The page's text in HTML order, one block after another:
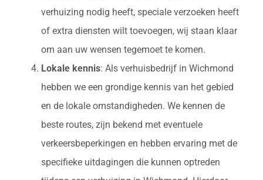
verhuizing nodig heeft, speciale verzoeken heeft
of extra diensten wilt toevoegen, wij staan klaar
om aan uw wensen tegemoet te komen.
Lokale kennis: Als verhuisbedrijf in Wichmond
hebben we een grondige kennis van het gebied
en de lokale omstandigheden. We kennen de
beste routes, zijn bekend met eventuele
verkeersbeperkingen en hebben ervaring met de
specifieke uitdagingen die kunnen optreden